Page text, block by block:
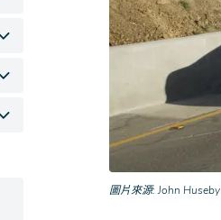
圖片來源 John Huseby